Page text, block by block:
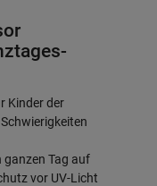
Kinder der
ganzen Tag auf
vor UV-Licht